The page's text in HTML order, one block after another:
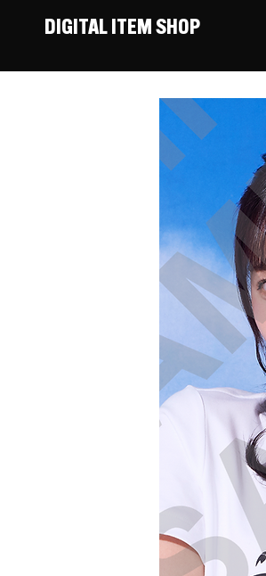
DIGITAL ITEM SHOP